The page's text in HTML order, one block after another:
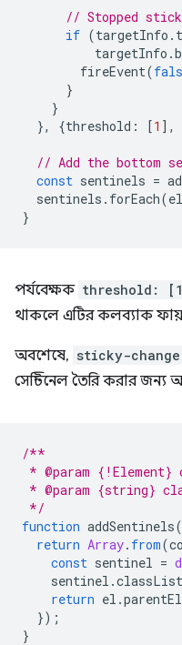
// Stopped
if (targetInfo .
targetInfo .
fireEvent(
}
}
},
{threshold : [1 ],
// Add the bottom
const sentinels =
sentinels . forEach(el
}
পর্যবেক্ষক threshold:
থাকলে এটির কলব্যাক
অবশেষে, sticky-change
সেন্টিনেল তৈরি করার জন্য
/**
* @param {!Element}
* @param {string}
*/
function addSentinels(
return Array. from(
const sentinel =
sentinel .classList
return el .
});
}